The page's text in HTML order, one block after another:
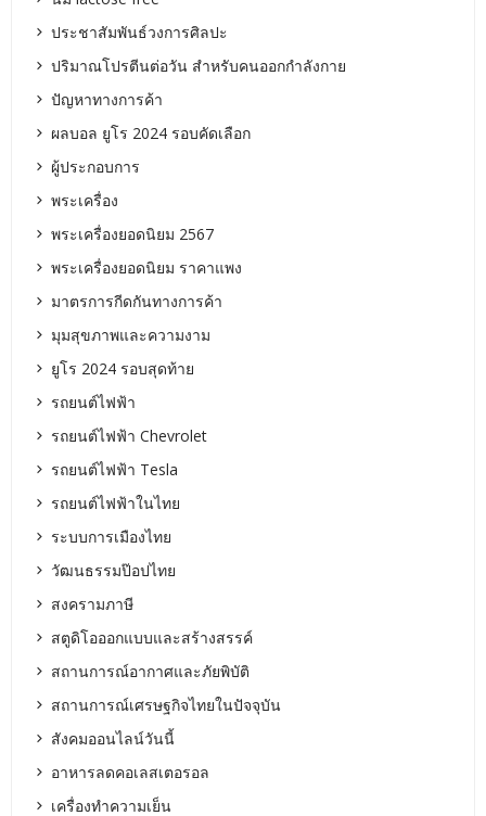
ประชาสัมพันธ์วงการศิลปะ
ปริมาณโปรตีนต่อวัน สำหรับคนออกกำลังกาย
ปัญหาทางการค้า
ผลบอล ยูโร 2024 รอบคัดเลือก
ผู้ประกอบการ
พระเครื่อง
พระเครื่องยอดนิยม 2567
พระเครื่องยอดนิยม ราคาแพง
มาตรการกีดกันทางการค้า
มุมสุขภาพและความงาม
ยูโร 2024 รอบสุดท้าย
รถยนต์ไฟฟ้า
รถยนต์ไฟฟ้า Chevrolet
รถยนต์ไฟฟ้า Tesla
รถยนต์ไฟฟ้าในไทย
ระบบการเมืองไทย
วัฒนธรรมป๊อปไทย
สงครามภาษี
สตูดิโอออกแบบและสร้างสรรค์
สถานการณ์อากาศและภัยพิบัติ
สถานการณ์เศรษฐกิจไทยในปัจจุบัน
สังคมออนไลน์วันนี้
อาหารลดคอเลสเตอรอล
เครื่องทำความเย็น